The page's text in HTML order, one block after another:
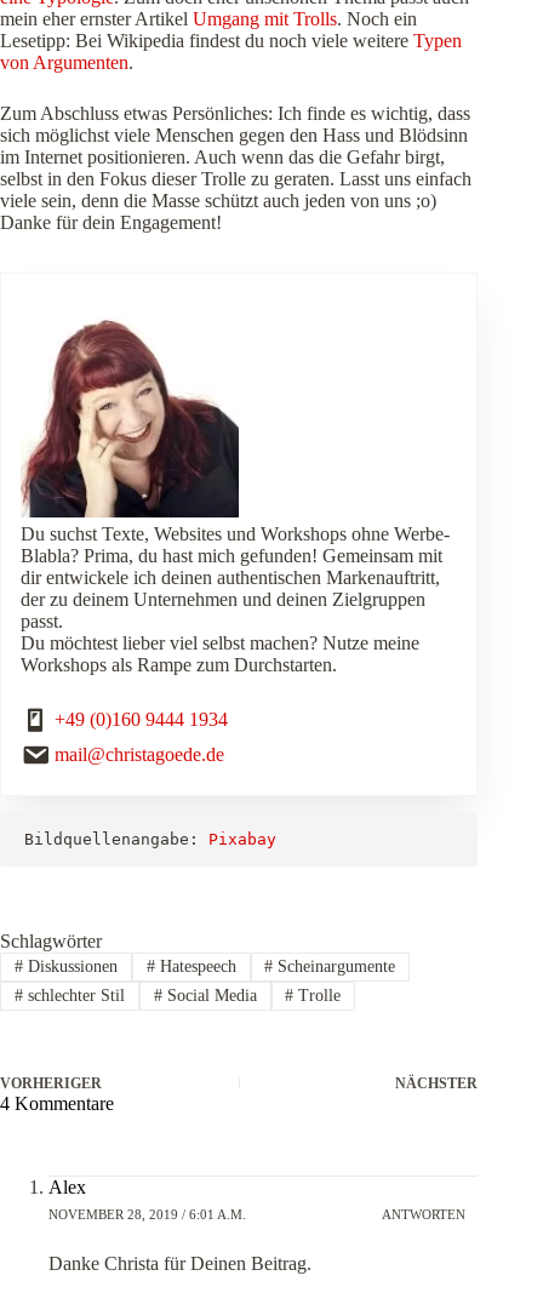
mein eher ernster Artikel Umgang mit Trolls. Noch ein
Lesetipp: Bei Wikipedia findest du noch viele weitere Typen
von Argumenten.
Zum Abschluss etwas Persönliches: Ich finde es wichtig, dass
sich möglichst viele Menschen gegen den Hass und Blödsinn
im Internet positionieren. Auch wenn das die Gefahr birgt,
selbst in den Fokus dieser Trolle zu geraten. Lasst uns einfach
viele sein, denn die Masse schützt auch jeden von uns ;o)
Danke für dein Engagement!
Du suchst Texte, Websites und Workshops ohne Werbe-
Blabla? Prima, du hast mich gefunden! Gemeinsam mit
dir entwickele ich deinen authentischen Markenauftritt,
der zu deinem Unternehmen und deinen Zielgruppen
passt.
Du möchtest lieber viel selbst machen? Nutze meine
Workshops als Rampe zum Durchstarten.
+49 (0)160 9444 1934
mail@christagoede.de
Bildquellenangabe: Pixabay
Schlagwörter
#Diskussionen #Hatespeech # Scheinargumente
#schlechter Stil #Social Media # Trolle
VORHERIGER NÄCHSTER
4 Kommentare
Alex
NOVEMBER 28, 2019 / 6:01 A.M. ANTWORTEN
Danke Christa für Deinen Beitrag.